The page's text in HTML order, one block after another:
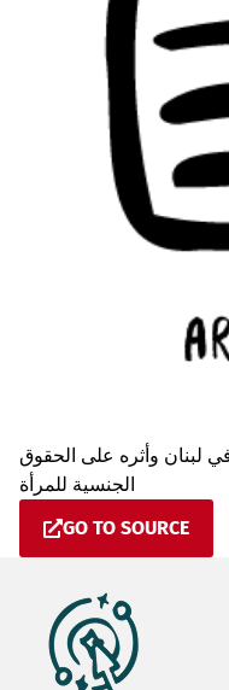
لبنان وأثره على الحقوق
الجنسية للمرأة
GO TO SOURCE